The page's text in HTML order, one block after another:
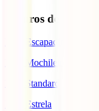
Seguros de Viagem
IATI Escapadinhas
IATI Mochileiro
IATI Standard
IATI Estrela